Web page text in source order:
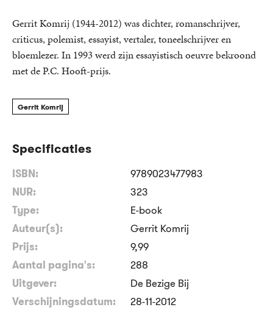
Gerrit Komrij (1944-2012) was dichter, romanschrijver,
criticus, polemist, essayist, vertaler, toneelschrijver en
bloemlezer. In 1993 werd zijn essayistisch oeuvre bekroond
met de P.C. Hooft-prijs.
Gerrit Komrij
Specificaties
ISBN:
9789023477983
NUR:
323
Type:
E-book
Auteur(s):
Gerrit Komrij
Prijs:
9,99
Aantal pagina's:
288
Uitgever:
De Bezige Bij
Verschijningsdatum:
28-11-2012